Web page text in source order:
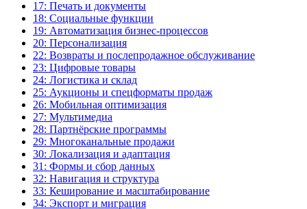
17: Печать и документы
18: Социальные функции
19: Автоматизация бизнес-процессов
20: Персонализация
22: Возвраты и послепродажное обслуживание
23: Цифровые товары
24: Логистика и склад
25: Аукционы и спецформаты продаж
26: Мобильная оптимизация
27: Мультимедиа
28: Партнёрские программы
29: Многоканальные продажи
30: Локализация и адаптация
31: Формы и сбор данных
32: Навигация и структура
33: Кеширование и масштабирование
34: Экспорт и миграция